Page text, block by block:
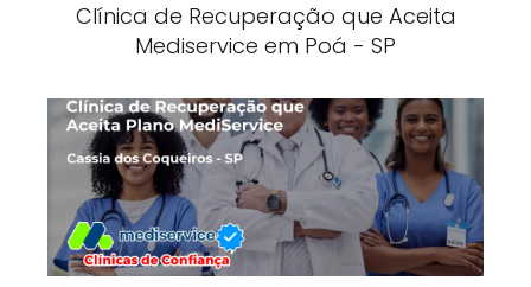
Clínica de Recuperação que Aceita
Mediservice em Poá - SP